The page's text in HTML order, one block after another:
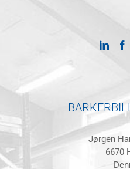
Jørgen
6670